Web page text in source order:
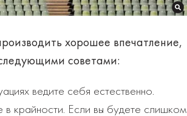
хорошее впечатление,
советами:
ведите себя естественно.
в крайности. Если вы будете слишком